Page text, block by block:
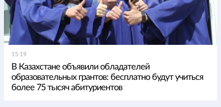
15:19
В Казахстане объявили обладателей
образовательных грантов: бесплатно будут учиться
более 75 тысяч абитуриентов